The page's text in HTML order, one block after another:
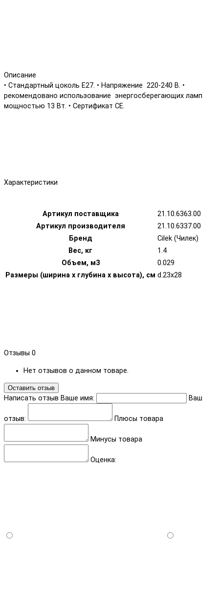
Описание
• Стандартный цоколь Е27. • Напряжение 220-240 В. •
рекомендовано использование энергосберегающих ламп
мощностью 13 Вт. • Сертификат СЕ.
Характеристики
Артикул поставщика
21.10.6363.00
Артикул производителя
21.10.6337.00
Бренд
Cilek (Чилек)
Вес, кг
1.4
Объем, м3
0.029
Размеры (ширина х глубина х высота), см d.23x28
Отзывы 0
Нет отзывов о данном товаре.
Оставить отзыв
Написать отзыв Ваше имя: Ваш
отзыв: Плюсы товара
Минусы товара
Оценка: